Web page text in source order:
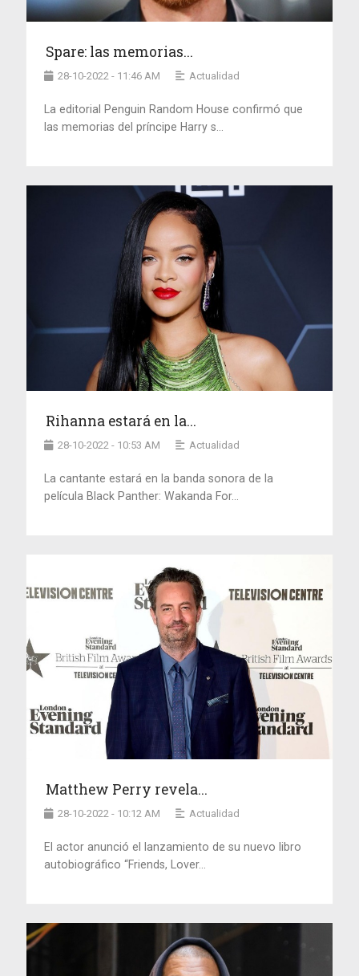
Spare: las memorias...
28-10-2022 - 11:46 AM Actualidad
La editorial Penguin Random House confirmó que
las memorias del príncipe Harry s...
Rihanna estará en la...
28-10-2022 - 10:53 AM Actualidad
La cantante estará en la banda sonora de la
película Black Panther: Wakanda For...
Matthew Perry revela...
28-10-2022 - 10:12 AM Actualidad
El actor anunció el lanzamiento de su nuevo libro
autobiográfico “Friends, Lover...